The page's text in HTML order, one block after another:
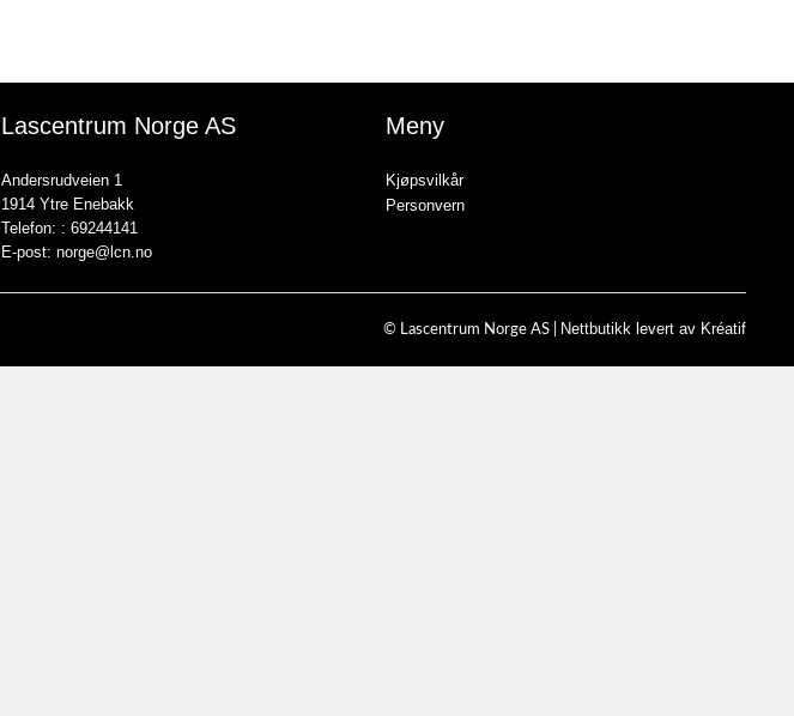
Lascentrum Norge AS
Andersrudveien 1
1914 Ytre Enebakk
Telefon: : 69244141
E-post: norge@lcn.no
Meny
Kjøpsvilkår
Personvern
© Lascentrum Norge AS | Nettbutikk levert av Kréatif